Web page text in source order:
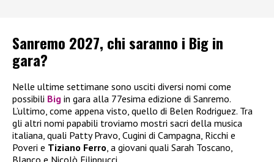
Sanremo 2027, chi saranno i Big in
gara?
Nelle ultime settimane sono usciti diversi nomi come
possibili Big in gara alla 77esima edizione di Sanremo.
L’ultimo, come appena visto, quello di Belen Rodriguez. Tra
gli altri nomi papabili troviamo mostri sacri della musica
italiana, quali Patty Pravo, Cugini di Campagna, Ricchi e
Poveri e Tiziano Ferro , a giovani quali Sarah Toscano,
Blanco e Nicolò Filippucci.